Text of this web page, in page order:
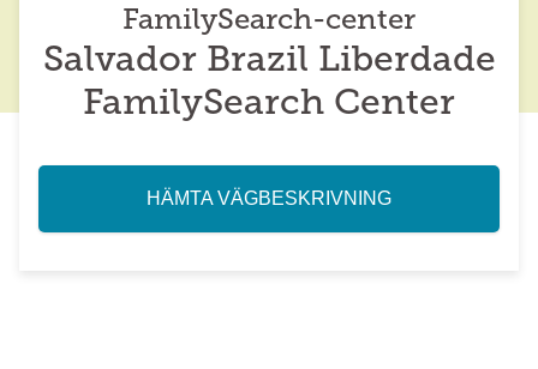
FamilySearch-center
Salvador Brazil Liberdade
FamilySearch Center
HÄMTA VÄGBESKRIVNING